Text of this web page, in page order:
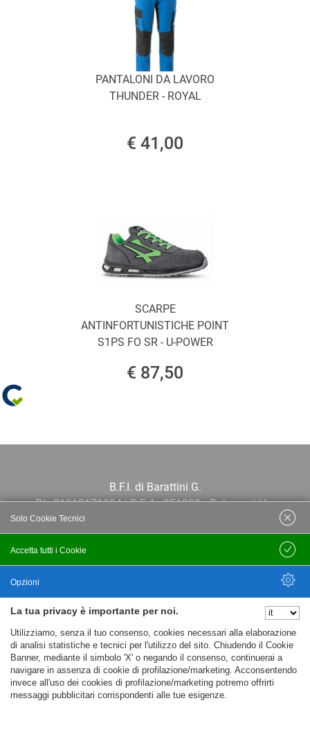
PANTALONI DA LAVORO
THUNDER - ROYAL
€ 41,00
SCARPE
ANTINFORTUNISTICHE POINT
S1PS FO SR - U-POWER
€ 87,50
B.F.I. di Barattini G.
P.I.: 01613171204 | R.E.A.: 351290 - Bologna | Via
Po 13E, 40139, Bologna | Telefono: 051
444638 | Email: bfi@bfi.bo.it
Privacy policy
Cookie policy
La tua privacy è importante per noi.
Utilizziamo, senza il tuo consenso, cookies necessari alla elaborazione
di analisi statistiche e tecnici per l'utilizzo del sito. Chiudendo il Cookie
Banner, mediante il simbolo 'X' o negando il consenso, continuerai a
navigare in assenza di cookie di profilazione/marketing. Acconsentendo
invece all'uso dei cookies di profilazione/marketing potremo offrirti
messaggi pubblicitari corrispondenti alle tue esigenze.
Accetta tutti i Cookie
Solo Cookie Tecnici
Salva
Opzioni
Nascondi Opzioni